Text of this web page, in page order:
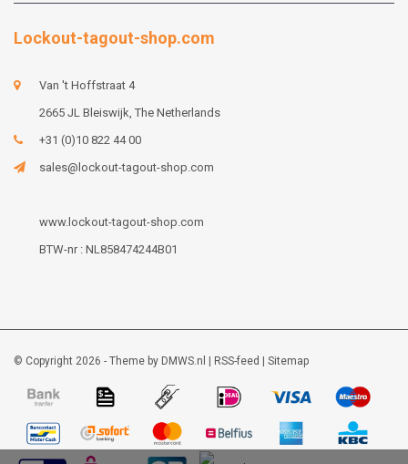
Lockout-tagout-shop.com
Van 't Hoffstraat 4
2665 JL Bleiswijk, The Netherlands
+31 (0)10 822 44 00
sales@lockout-tagout-shop.com
www.lockout-tagout-shop.com
BTW-nr : NL858474244B01
© Copyright 2026 - Theme by DMWS.nl RSS-feed Sitemap